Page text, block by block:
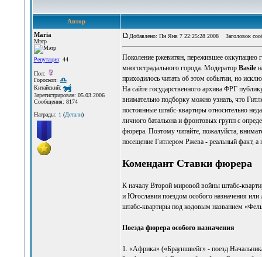
Автор
Maria
Мэтр
Репутация: 44
Пол:
Гороскоп:
Китайский:
Зарегистрирован: 05.03.2006
Сообщения: 8174
Награды: 1(Детали)
Добавлено: Пн Янв 7 22:25:28 2008 Заголовок
Поколение ржевитян, пережившее оккупацию
многострадального города. Модератор Basile
приходилось читать об этом событии, но
На сайте государственного архива ФРГ
внимательно подборку можно узнать, что
постоянные штабс-квартиры относительно
личного батальона и фронтовых групп с
фюрера. Поэтому читайте, пожалуйста,
посещение Гитлером Ржева - реальный факт, а
Комендант Ставки фюрера
К началу Второй мировой войны штабс-
и Югославии поездом особого назначения
штабс-квартиры под кодовым названием
Поезда фюрера особого назначения
1. «Африка» («Брауншвейг» - поезд